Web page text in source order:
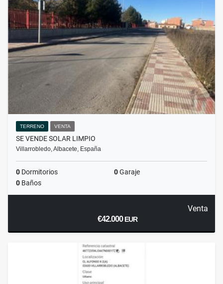
TERRENO VENTA
SE VENDE SOLAR LIMPIO
Villarrobledo, Albacete, España
0 Dormitorios 0Garaje
0 Baños
Venta
€42.000EUR